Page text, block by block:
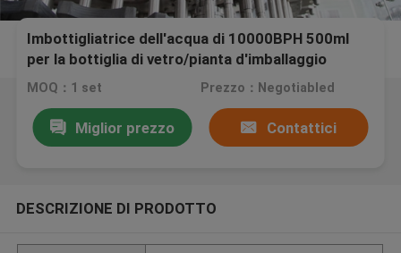
Imbottigliatrice dell'acqua di 10000BPH 500ml
per la bottiglia di vetro/pianta d'imballaggio
dell'acqua
MOQ：1 set Prezzo：Negotiabled
Miglior prezzo Contattici
DESCRIZIONE DI PRODOTTO